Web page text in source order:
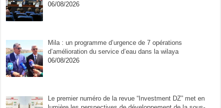
06/08/2026
Mila : un programme d’urgence de 7 opérations
d’amélioration du service d’eau dans la wilaya
06/08/2026
Le premier numéro de la revue “Investment DZ” met en